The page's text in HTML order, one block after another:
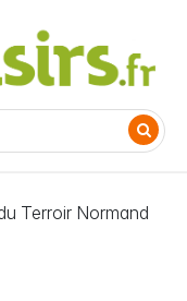
Terroir Normand